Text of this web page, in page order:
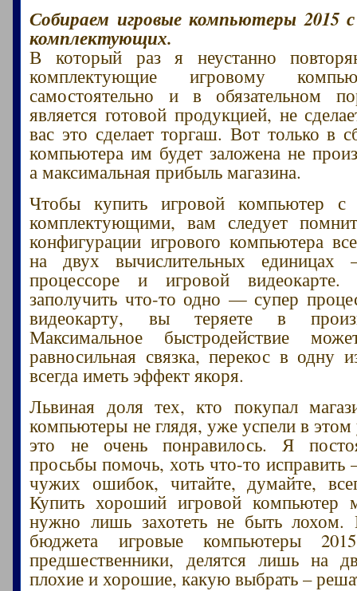
Собираем игровые компьютеры 2015
комплектующих.
В который раз я неустанно
комплектующие игровому
самостоятельно и в обязательном
является готовой продукцией, не
вас это сделает торгаш. Вот только в
компьютера им будет заложена не
а максимальная прибыль магазина.
Чтобы купить игровой компьютер с
комплектующими, вам следует
конфигурации игрового компьютера
на двух вычислительных единицах
процессоре и игровой
заполучить что-то одно — супер
видеокарту, вы теряете в
Максимальное быстродействие
равносильная связка, перекос в одну
всегда иметь эффект якоря.
Львиная доля тех, кто покупал
компьютеры не глядя, уже успели в
это не очень понравилось. Я
просьбы помочь, хоть что-то исправить
чужих ошибок, читайте, думайте,
Купить хороший игровой компьютер
нужно лишь захотеть не быть лохом.
бюджета игровые компьютеры
предшественники, делятся лишь на
плохие и хорошие, какую выбрать –